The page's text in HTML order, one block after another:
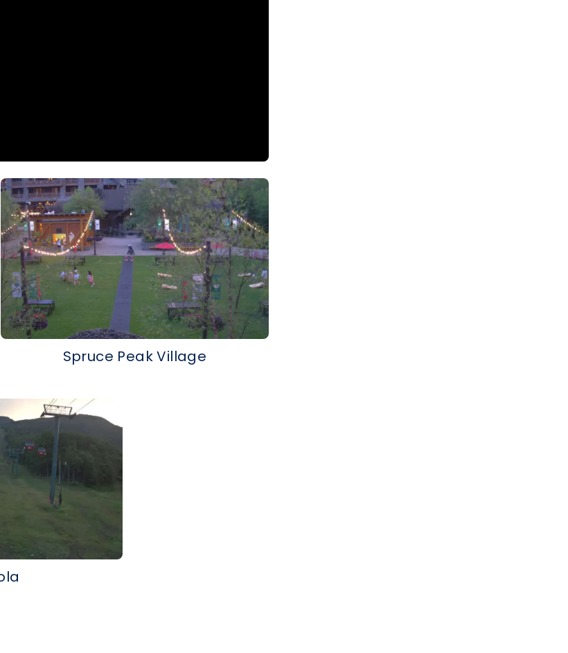
Spruce Peak Village